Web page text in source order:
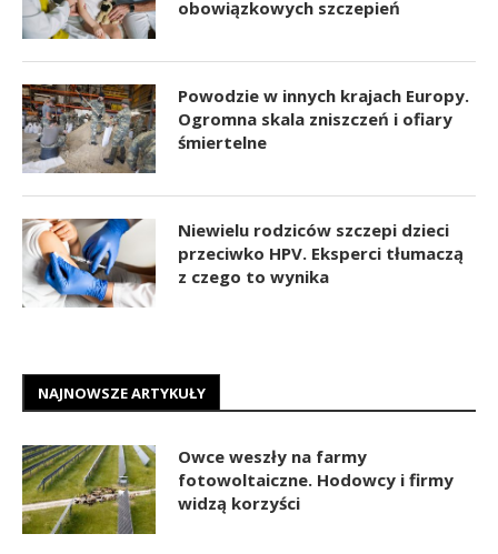
obowiązkowych szczepień
Powodzie w innych krajach Europy.
Ogromna skala zniszczeń i ofiary
śmiertelne
Niewielu rodziców szczepi dzieci
przeciwko HPV. Eksperci tłumaczą
z czego to wynika
NAJNOWSZE ARTYKUŁY
Owce weszły na farmy
fotowoltaiczne. Hodowcy i firmy
widzą korzyści